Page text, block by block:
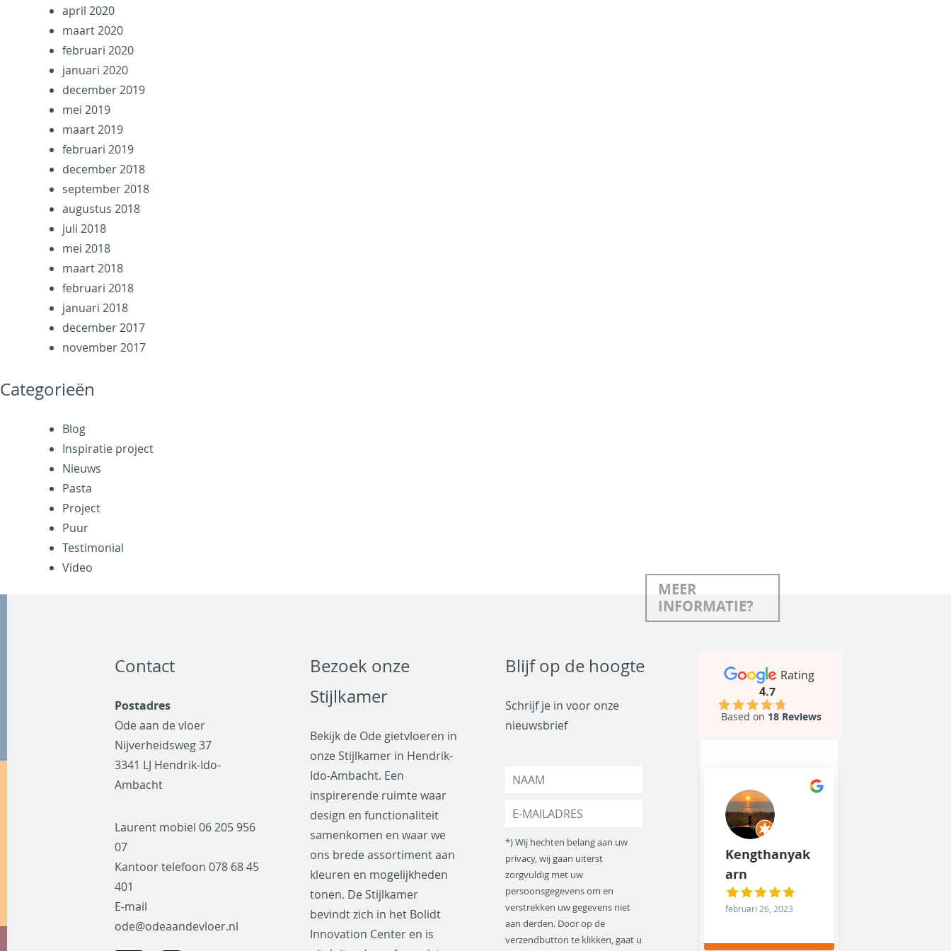
april 2020
maart 2020
februari 2020
januari 2020
december 2019
mei 2019
maart 2019
februari 2019
december 2018
september 2018
augustus 2018
juli 2018
mei 2018
maart 2018
februari 2018
januari 2018
december 2017
november 2017
Categorieën
Blog
Inspiratie project
Nieuws
Pasta
Project
Puur
Testimonial
Video
MEER
INFORMATIE?
Contact
Postadres
Ode aan de vloer
Nijverheidsweg 37
3341 LJ Hendrik-Ido-
Ambacht
Laurent mobiel06 205 956
07
Kantoor telefoon078 68 45
401
E-mail
ode@odeaandevloer.nl
Bezoek onze
Stijlkamer
Bekijk de Ode gietvloeren in
onze Stijlkamer in Hendrik-
Ido-Ambacht. Een
inspirerende ruimte waar
design en functionaliteit
samenkomen en waar we
ons brede assortiment aan
kleuren en mogelijkheden
tonen. De Stijlkamer
bevindt zich in het Bolidt
Innovation Center en is
Blijf op de hoogte
Schrijf je in voor onze
nieuwsbrief
N
m
m
a
i
l
a
d
r
*) Wij hechten belang aan uw
privacy, wij gaan uiterst
zorgvuldig met uw
persoonsgegevens om en
verstrekken uw gegevens niet
aan derden. Door op de
verzendbutton te klikken, gaat u
Rating
4.7
Based on 18 Reviews
Kengthanyak
arn
februari 26, 2023